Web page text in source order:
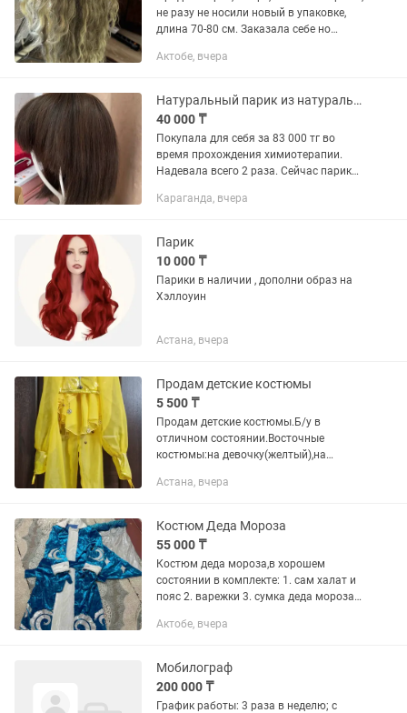
не разу не носили новый в упаковке,
длина 70-80 см. Заказала себе но
передает всей красоты. Надевать,
Актобе, вчера
Натуральный парик из натуральных волос Почти новый
40 000 ₸
Покупала для себя за 83 000 тг во
время прохождения химиотерапии.
Надевала всего 2 раза. Сейчас парик
Состояние отличное, практически как
Караганда, вчера
Парик
10 000 ₸
Парики в наличии , дополни образ на
Хэллоуин
Астана, вчера
Продам детские костюмы
5 500 ₸
Продам детские костюмы.Б/у в
отличном состоянии.Восточные
костюмы:на девочку(желтый),на
5000.Костюм на клоуна с париком и
7...
Астана, вчера
Костюм Деда Мороза
55 000 ₸
Костюм деда мороза,в хорошем
состоянии в комплекте: 1. сам халат и
пояс 2. варежки 3. сумка деда мороза
мороза цена за костюм дополнительно
Актобе, вчера
Мобилограф
200 000 ₸
График работы: 3 раза в неделю; с